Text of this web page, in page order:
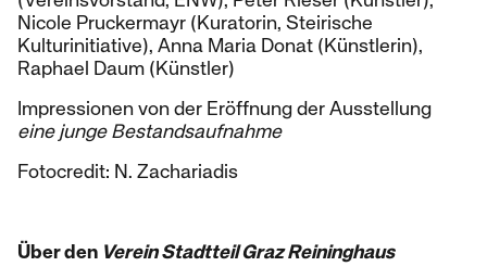
Nicole Pruckermayr (Kuratorin, Steirische
Kulturinitiative), Anna Maria Donat (Künstlerin),
Raphael Daum (Künstler)
Impressionen von der Eröffnung der Ausstellung
eine junge Bestandsaufnahme
Fotocredit: N. Zachariadis
Über den Verein Stadtteil Graz Reininghaus